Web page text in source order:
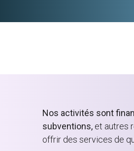
Nos activités sont
subventions,et autres
offrir des services de